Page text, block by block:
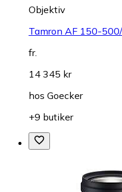
Objektiv
Tamron AF 150-
fr.
14 345 kr
hos Goecker
+9 butiker